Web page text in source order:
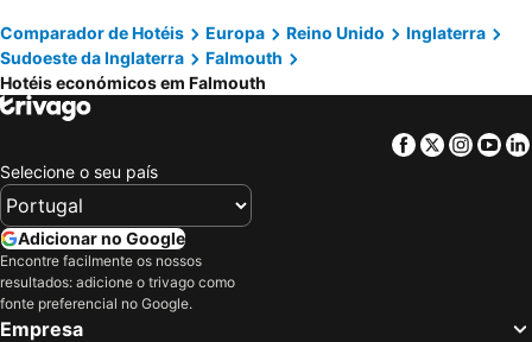
Comparador de Hotéis Europa Reino Unido
Inglaterra
Sudoeste da Inglaterra
Falmouth
Hotéis económicos em Falmouth
Facebook
Twitter
Selecione o seu país
Adicionar no Google
Encontre facilmente os nossos
resultados: adicione o trivago como
fonte preferencial no Google.
Empresa